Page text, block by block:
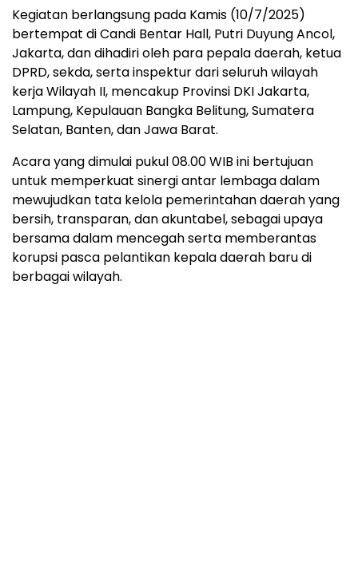
Kegiatan berlangsung pada Kamis (10/7/2025)
bertempat di Candi Bentar Hall, Putri Duyung Ancol,
Jakarta, dan dihadiri oleh para pepala daerah, ketua
DPRD, sekda, serta inspektur dari seluruh wilayah
kerja Wilayah II, mencakup Provinsi DKI Jakarta,
Lampung, Kepulauan Bangka Belitung, Sumatera
Selatan, Banten, dan Jawa Barat.
Acara yang dimulai pukul 08.00 WIB ini bertujuan
untuk memperkuat sinergi antar lembaga dalam
mewujudkan tata kelola pemerintahan daerah yang
bersih, transparan, dan akuntabel, sebagai upaya
bersama dalam mencegah serta memberantas
korupsi pasca pelantikan kepala daerah baru di
berbagai wilayah.